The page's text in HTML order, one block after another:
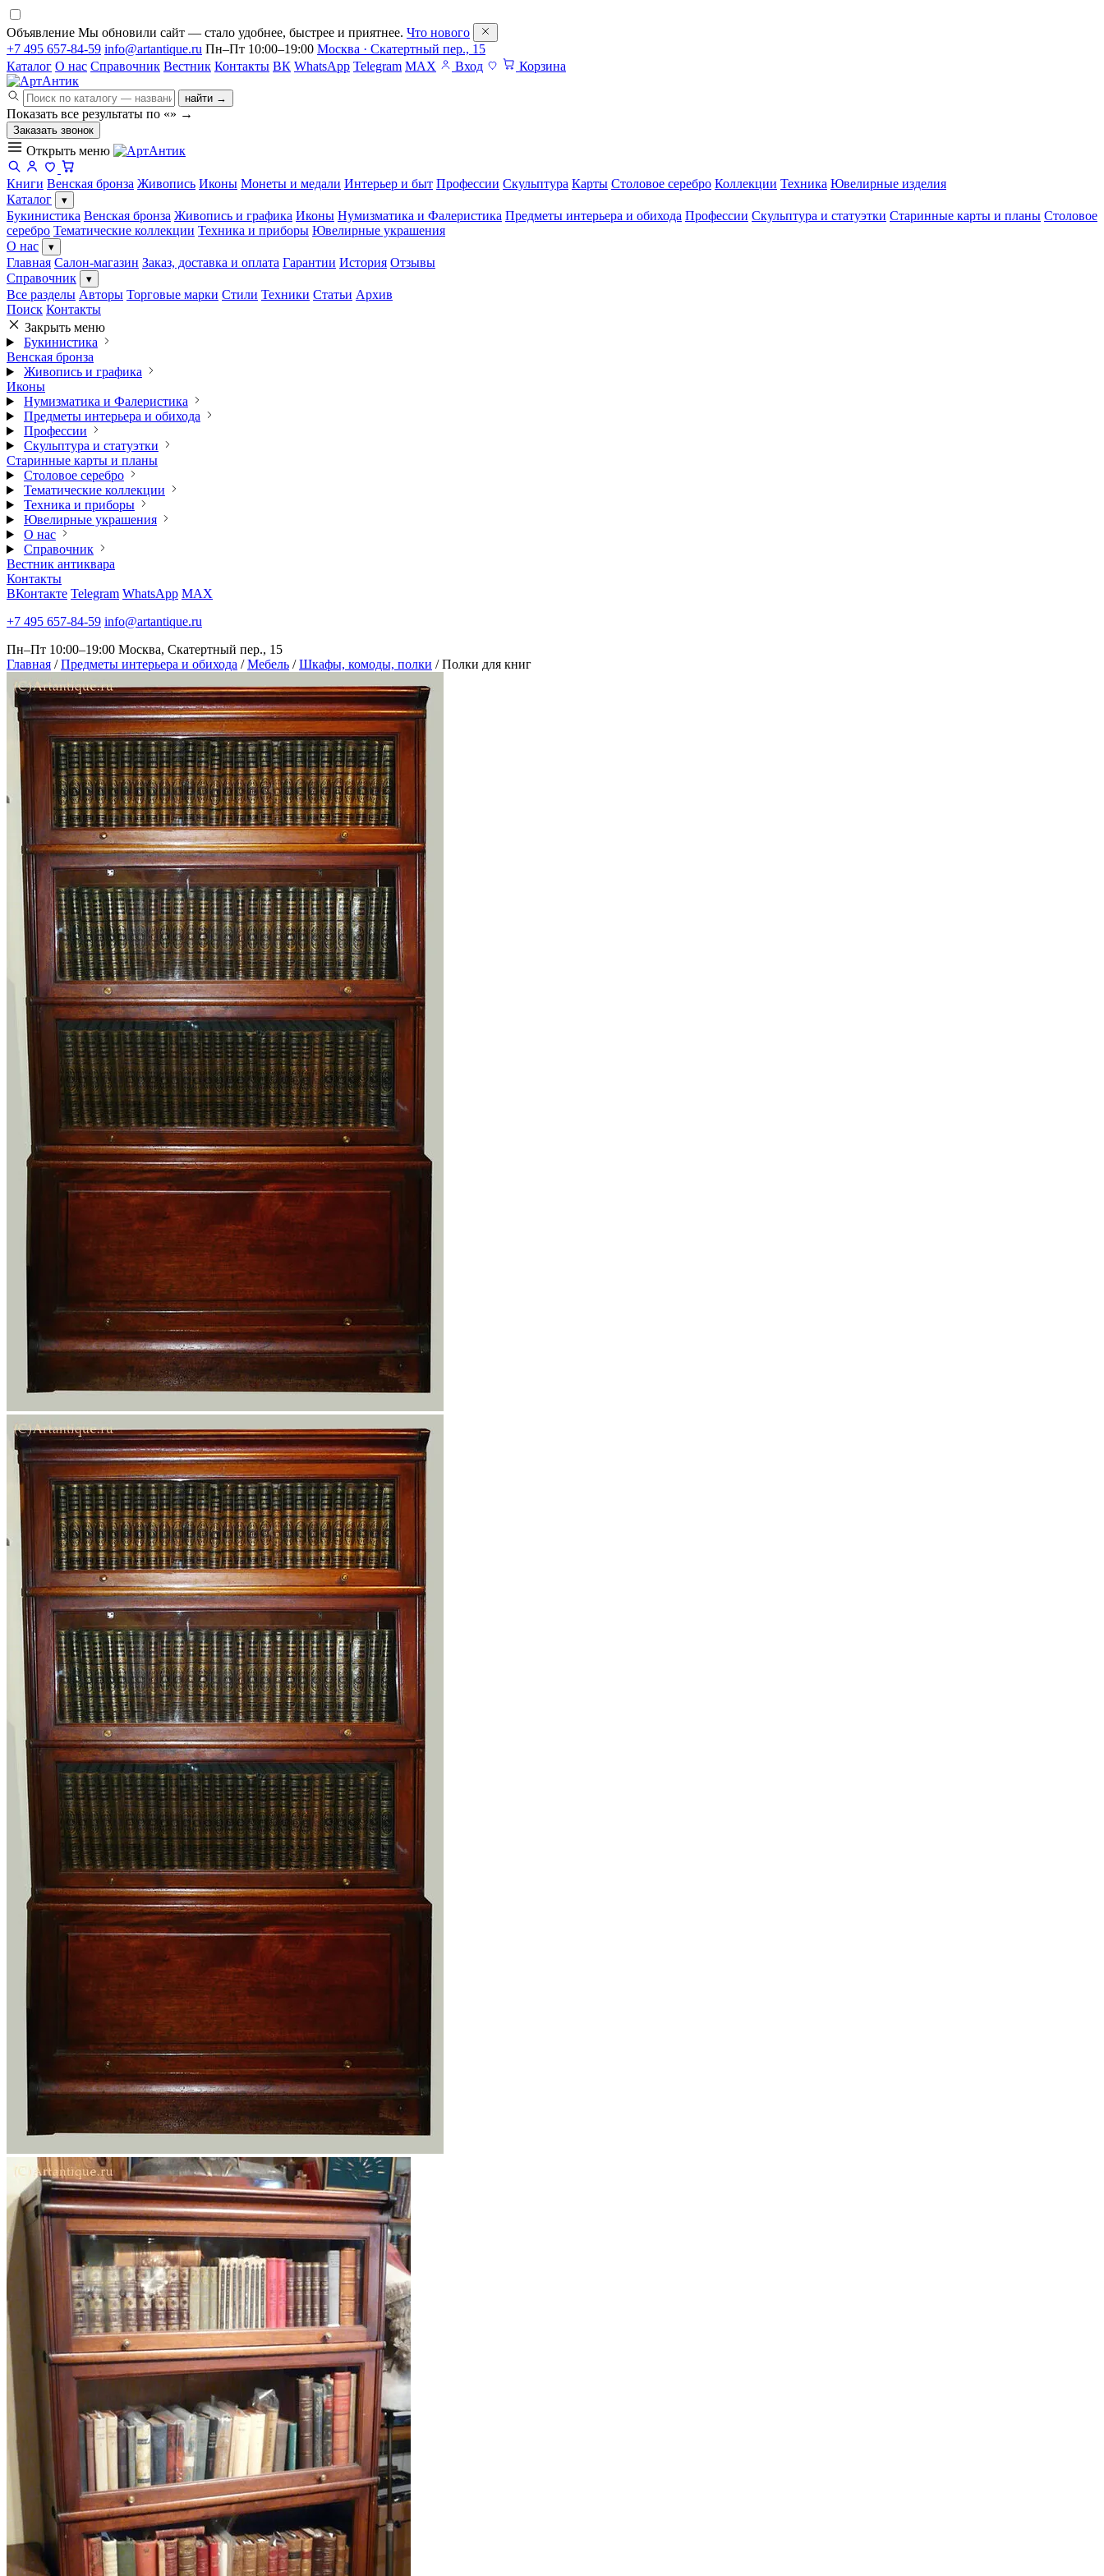
Объявление Мы обновили сайт — стало удобнее, быстрее и приятнее. Что нового
+7 495 657-84-59 info@artantique.ru Пн–Пт 10:00–19:00 Москва · Скатертный пер., 15
Каталог О нас Справочник Вестник Контакты ВК WhatsApp Telegram MAX Вход Корзина
найти →
Показать все результаты по «» →
Заказать звонок
Открыть меню
Книги Венская бронза Живопись Иконы Монеты и медали Интерьер и быт Профессии Скульптура Карты Столовое серебро Коллекции Техника Ювелирные изделия
Каталог
▾
Букинистика Венская бронза Живопись и графика Иконы Нумизматика и Фалеристика Предметы интерьера и обихода Профессии Скульптура и статуэтки Старинные карты и планы Столовое
серебро Тематические коллекции Техника и приборы Ювелирные украшения
О нас
▾
Главная Салон-магазин Заказ, доставка и оплата Гарантии История Отзывы
Справочник
▾
Все разделы Авторы Торговые марки Стили Техники Статьи Архив
Поиск Контакты
Закрыть меню
Букинистика
Венская бронза
Живопись и графика
Иконы
Нумизматика и Фалеристика
Предметы интерьера и обихода
Профессии
Скульптура и статуэтки
Старинные карты и планы
Столовое серебро
Тематические коллекции
Техника и приборы
Ювелирные украшения
О нас
Справочник
Вестник антиквара
Контакты
ВКонтакте Telegram WhatsApp MAX
+7 495 657-84-59 info@artantique.ru
Пн–Пт 10:00–19:00 Москва, Скатертный пер., 15
Главная / Предметы интерьера и обихода / Мебель / Шкафы, комоды, полки / Полки для книг